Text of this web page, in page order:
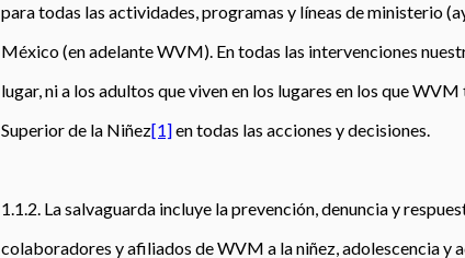
para todas las actividades, programas y líneas de ministerio
México (en adelante WVM). En todas las intervenciones
lugar, ni a los adultos que viven en los lugares en los que
Superior de la Niñez[1]en todas las acciones y decisiones.
1.1.2. La salvaguarda incluye la prevención, denuncia y
colaboradores y afiliados de WVM a la niñez, adolescencia y